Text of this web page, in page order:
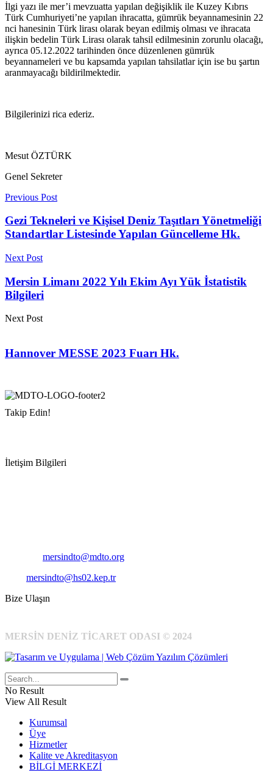
İlgi yazı ile mer’i mevzuatta yapılan değişiklik ile Kuzey Kıbrıs
Türk Cumhuriyeti’ne yapılan ihracatta, gümrük beyannamesinin 22
nci hanesinin Türk lirası olarak beyan edilmiş olması ve ihracata
ilişkin bedelin Türk Lirası olarak tahsil edilmesinin zorunlu olacağı,
ayrıca 05.12.2022 tarihinden önce düzenlenen gümrük
beyannameleri ve bu kapsamda yapılan tahsilatlar için ise bu şartın
aranmayacağı bildirilmektedir.
Bilgilerinizi rica ederiz.
Mesut ÖZTÜRK
Genel Sekreter
Previous Post
Gezi Tekneleri ve Kişisel Deniz Taşıtları Yönetmeliği
Standartlar Listesinde Yapılan Güncelleme Hk.
Next Post
Mersin Limanı 2022 Yılı Ekim Ayı Yük İstatistik
Bilgileri
Next Post
Hannover MESSE 2023 Fuarı Hk.
Takip Edin!
İletişim Bilgileri
mersindto@mdto.org
mersindto@hs02.kep.tr
Bize Ulaşın
MERSİN DENİZ TİCARET ODASI © 2024
No Result
View All Result
Kurumsal
Üye
Hizmetler
Kalite ve Akreditasyon
BİLGİ MERKEZİ